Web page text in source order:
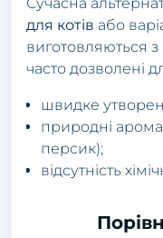
для котів або
виготовляються
часто дозволені
швидке
природні
персик);
відсутність